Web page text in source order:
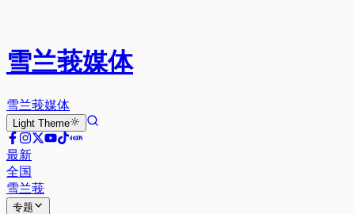
雪兰莪媒体
雪兰莪媒体
Light Theme
最新
全国
雪兰莪
专题